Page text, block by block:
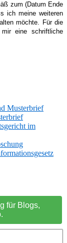
zum (Datum Ende
ich meine weiteren
möchte. Für die
eine schriftliche
Musterbrief
im
für Blogs,